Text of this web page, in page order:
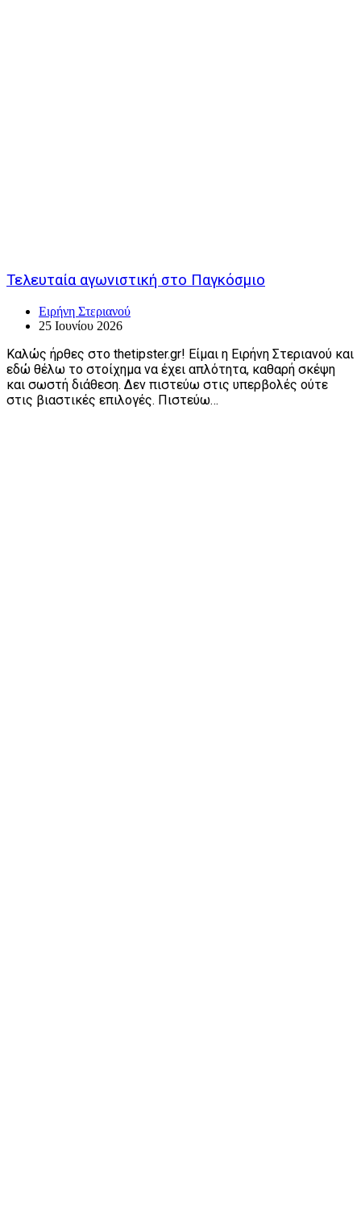
Τελευταία αγωνιστική στο Παγκόσμιο
Ειρήνη Στεριανού
25 Ιουνίου 2026
Καλώς ήρθες στο thetipster.gr! Είμαι η Ειρήνη Στεριανού και
εδώ θέλω το στοίχημα να έχει απλότητα, καθαρή σκέψη
και σωστή διάθεση. Δεν πιστεύω στις υπερβολές ούτε
στις βιαστικές επιλογές. Πιστεύω…